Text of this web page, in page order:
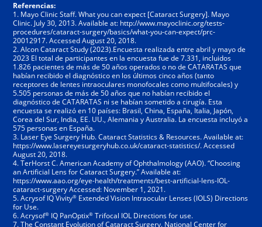
Referencias:
1. Mayo Clinic Staff. What you can expect [Cataract Surgery]. Mayo
Clinic. July 30, 2013. Available at: http://www.mayoclinic.org/tests-
procedures/cataract-surgery/basics/what-you-can-expect/prc-
20012917. Accessed August 20, 2018.
2. Alcon Cataract Study (2023).Encuesta realizada entre abril y mayo de
2023 El total de participantes en la encuesta fue de 7.331, incluidos
1.826 pacientes de más de 50 años operados o no de CATARATAS que
habían recibido el diagnóstico en los últimos cinco años (tanto
receptores de lentes intraoculares monofocales como multifocales) y
5.505 personas de más de 50 años que no habían recibido el
diagnóstico de CATARATAS ni se habían sometido a cirugía. Esta
encuesta se realizó en 10 países: Brasil, China, España, Italia, Japón,
Corea del Sur, India, EE. UU., Alemania y Australia. La encuesta incluyó a
575 personas en España.
3. Laser Eye Surgery Hub. Cataract Statistics & Resources. Available at:
https://www.lasereyesurgeryhub.co.uk/cataract-statistics/. Accessed
August 20, 2018.
4. TerHorst C. American Academy of Ophthalmology (AAO). “Choosing
an Artificial Lens for Cataract Surgery.” Available at:
https://www.aao.org/eye-health/treatments/best-artificial-lens-IOL-
cataract-surgery Accessed: November 1, 2021.
5. Acrysof IQ Vivity® Extended Vision Intraocular Lenses (IOLS) Directions
for Use.
6. Acrysof® IQ PanOptix® Trifocal IOL Directions for use.
7. The Constant Evolution of Cataract Surgery. National Center for